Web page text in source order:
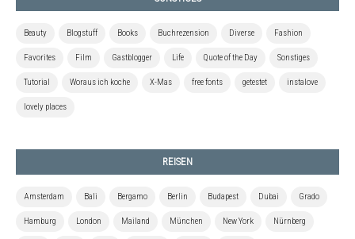
Beauty Blogstuff Books Buchrezension Diverse Fashion
Favorites Film Gastblogger Life Quote of the Day Sonstiges
Tutorial Woraus ich koche X-Mas free fonts getestet instalove
lovely places
REISEN
Amsterdam Bali Bergamo Berlin Budapest Dubai Grado
Hamburg London Mailand München New York Nürnberg